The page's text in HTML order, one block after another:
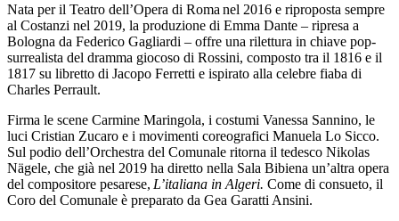
Nata per il Teatro dell’Opera di Roma nel 2016 e riproposta sempre
al Costanzi nel 2019, la produzione di Emma Dante – ripresa a
Bologna da Federico Gagliardi – offre una rilettura in chiave pop-
surrealista del dramma giocoso di Rossini, composto tra il 1816 e il
1817 su libretto di Jacopo Ferretti e ispirato alla celebre fiaba di
Charles Perrault.
Firma le scene Carmine Maringola, i costumi Vanessa Sannino, le
luci Cristian Zucaro e i movimenti coreografici Manuela Lo Sicco.
Sul podio dell’Orchestra del Comunale ritorna il tedesco Nikolas
Nägele, che già nel 2019 ha diretto nella Sala Bibiena un’altra opera
del compositore pesarese, L’italiana in Algeri. Come di consueto, il
Coro del Comunale è preparato da Gea Garatti Ansini.